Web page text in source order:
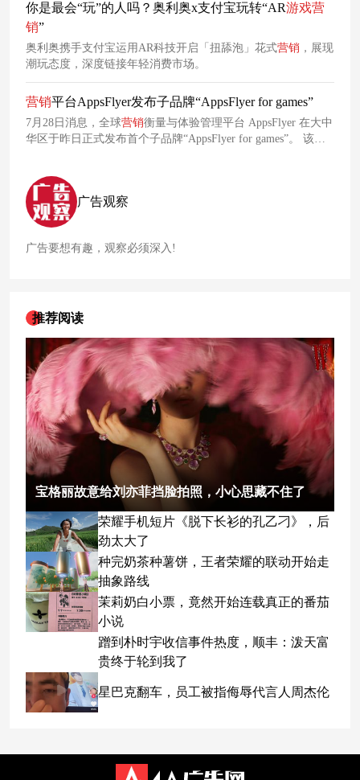
你是最会“玩”的人吗？奥利奥x支付宝玩转“AR游戏营
销”
奥利奥携手支付宝运用AR科技开启「扭舔泡」花式营销 ，展现
潮玩态度，深度链接年轻消费市场。
营销平台AppsFlyer发布子品牌“AppsFlyer for games”
7月28日消息，全球营销衡量与体验管理平台 AppsFlyer 在大中
华区于昨日正式发布首个子品牌“AppsFlyer for games”。 该子
存率，优化用户生命周期价值（LTV）并有效利用
广告观察
广告要想有趣，观察必须深入!
推荐阅读
宝格丽故意给刘亦菲挡脸拍照，小心思藏不住了
荣耀手机短片《脱下长衫的孔乙刁》，后
劲太大了
种完奶茶种薯饼，王者荣耀的联动开始走
抽象路线
茉莉奶白小票，竟然开始连载真正的番茄
小说
蹭到朴时宇收信事件热度，顺丰：泼天富
贵终于轮到我了
星巴克翻车，员工被指侮辱代言人周杰伦